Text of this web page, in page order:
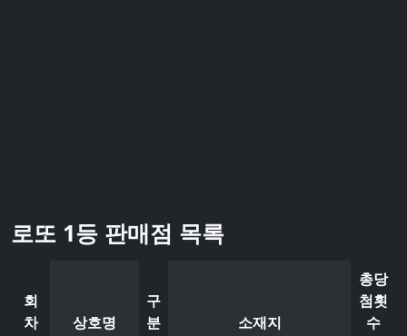
로또 1등 판매점 목록
회
차
상호명
구
분
소재지
총당
첨횟
수